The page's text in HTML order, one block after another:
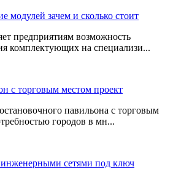
модулей зачем и сколько стоит
предприятиям возможность
комплектующих на специализи...
с торговым местом проект
павильона с торговым
городов в мн...
сетями под ключ